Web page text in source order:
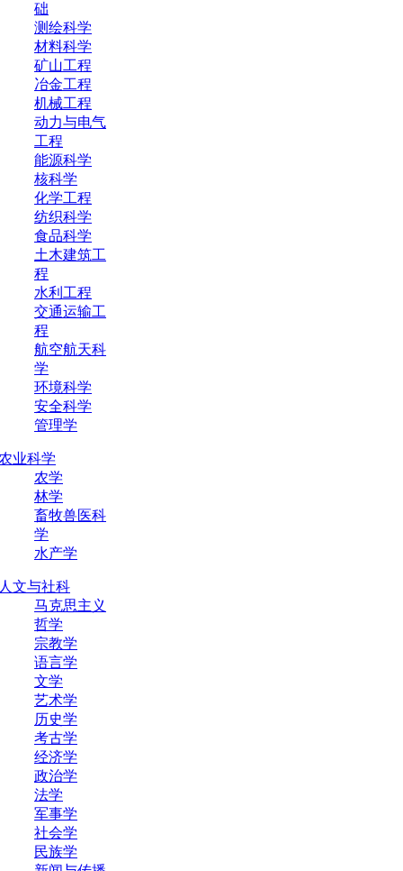
础
测绘科学
材料科学
矿山工程
冶金工程
机械工程
动力与电气
工程
能源科学
核科学
化学工程
纺织科学
食品科学
土木建筑工
程
水利工程
交通运输工
程
航空航天科
学
环境科学
安全科学
管理学
业科学
农学
林学
畜牧兽医科
学
水产学
文与社科
马克思主义
哲学
宗教学
语言学
文学
艺术学
历史学
考古学
经济学
政治学
法学
军事学
社会学
民族学